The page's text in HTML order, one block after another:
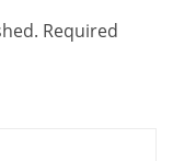
Required